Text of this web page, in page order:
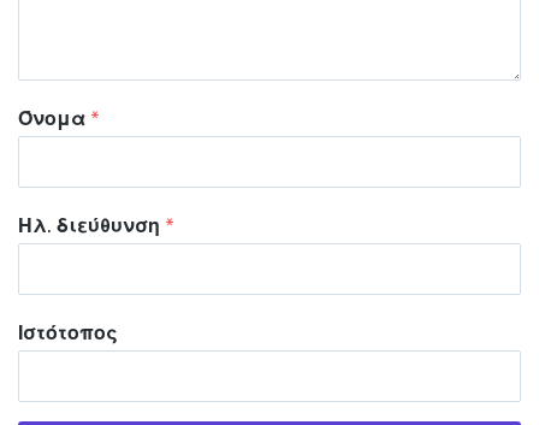
Όνομα *
Ηλ. διεύθυνση *
Ιστότοπος